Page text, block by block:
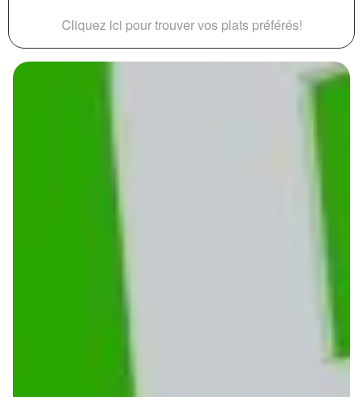
Cliquez ici pour trouver vos plats préférés!